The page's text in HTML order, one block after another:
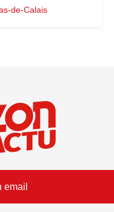
de-Calais
email